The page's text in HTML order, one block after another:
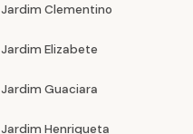
Jardim Clementino
Jardim Elizabete
Jardim Guaciara
Jardim Henriqueta